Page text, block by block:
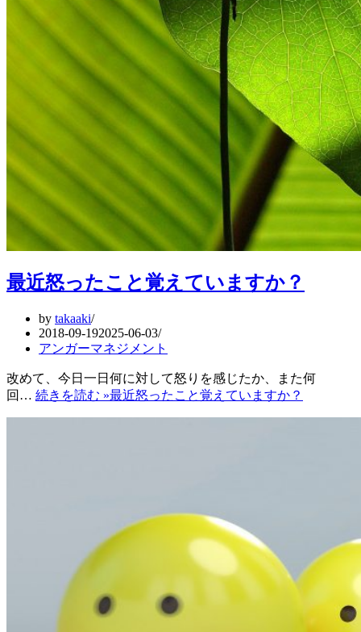
最近怒ったこと覚えていますか？
by takaaki
2018-09-192025-06-03
アンガーマネジメント
改めて、今日一日何に対して怒りを感じたか、また何
回… 続きを読む »最近怒ったこと覚えていますか？